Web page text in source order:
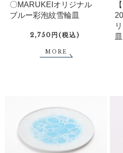
〇MARUKEIオリジナル
ブルー彩泡紋雪輪皿
2,750円(税込)
MORE
皿